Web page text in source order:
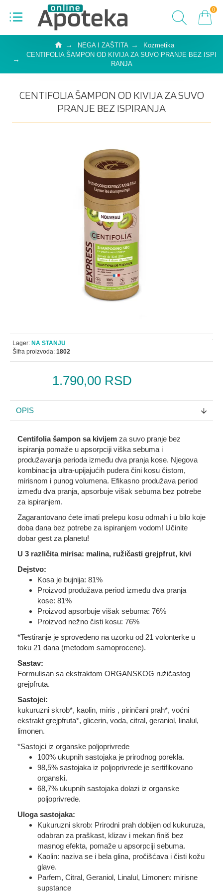
0
NEGA I ZAŠTITA
Kozmetika
CENTIFOLIA ŠAMPON OD KIVIJA ZA SUVO PRANJE BEZ ISPI
RANJA
CENTIFOLIA ŠAMPON OD KIVIJA ZA SUVO
PRANJE BEZ ISPIRANJA
1.790,00 RSD
Lager: NA STANJU
Šifra proizvoda: 1802
OPIS
Centifolia šampon sa kivijem za suvo pranje bez
ispiranja pomaže u apsorpciji viška sebuma i
produžavanja perioda između dva pranja kose. Njegova
kombinacija ultra-upijajućih pudera čini kosu čistom,
mirisnom i punog volumena. Efikasno produžava period
između dva pranja, apsorbuje višak sebuma bez potrebe
za ispiranjem.
Zagarantovano ćete imati prelepu kosu odmah i u bilo koje
doba dana bez potrebe za ispiranjem vodom! Učinite
dobar gest za planetu!
U 3 različita mirisa: malina, ružičasti grejpfrut, kivi
Dejstvo:
Kosa je bujnija: 81%
Proizvod produžava period između dva pranja
kose: 81%
Proizvod apsorbuje višak sebuma: 76%
Proizvod nežno čisti kosu: 76%
*Testiranje je sprovedeno na uzorku od 21 volonterke u
toku 21 dana (metodom samoprocene).
Sastav:
Formulisan sa ekstraktom ORGANSKOG ružičastog
grejpfruta.
Sastojci:
kukuruzni skrob*, kaolin, miris , pirinčani prah*, voćni
ekstrakt grejpfruta*, glicerin, voda, citral, geraniol, linalul,
limonen.
*Sastojci iz organske poljoprivrede
100% ukupnih sastojaka je prirodnog porekla.
98,5% sastojaka iz poljoprivrede je sertifikovano
organski.
68,7% ukupnih sastojaka dolazi iz organske
poljoprivrede.
Uloga sastojaka:
Kukuruzni skrob: Prirodni prah dobijen od kukuruza,
odabran za praškast, klizav i mekan finiš bez
masnog efekta, pomaže u apsorpciji sebuma.
Kaolin: naziva se i bela glina, pročišćava i čisti kožu
glave.
Parfem, Citral, Geraniol, Linalul, Limonen: mirisne
supstance